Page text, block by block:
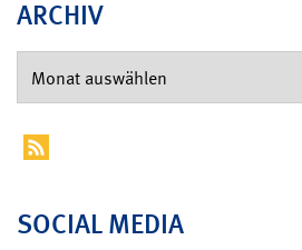
ARCHIV
SOCIAL MEDIA